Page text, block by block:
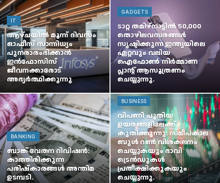
IT
ആഴ്ചയിൽ മൂന്ന് ദിവസം
ഓഫീസ് സാന്നിധ്യം
പുനരാരംഭിക്കാൻ
ഇൻഫോസിസ്
ജീവനക്കാരോട്
അഭ്യർത്ഥിക്കുന്നു
GADGETS
ടാറ്റ തമിഴ്‌നാട്ടിൽ 50,000
തൊഴിലവസരങ്ങൾ
സൃഷ്ടിക്കുന്ന ഇന്ത്യയിലെ
ഏറ്റവും വലിയ
ഐഫോൺ നിർമ്മാണ
പ്ലാന്റ് ആസൂത്രണം
ചെയ്യുന്നു.
BANKING
ബാങ്ക് വേതന റിവിഷൻ:
കാത്തിരിക്കുന്ന
പരിഷ്കാരങ്ങൾ അന്തിമ
ഉടമ്പടി.
BUSINESS
വിപണി പുതിയ
ഉയരങ്ങളിലേക്ക്
കുതിക്കുന്നു: സമീപകാല
ബുൾ റൺ വിശകലനം
ചെയ്യുകയും ഭാവി
ട്രെൻഡുകൾ
പ്രതീക്ഷിക്കുകയും
ചെയ്യുന്നു.